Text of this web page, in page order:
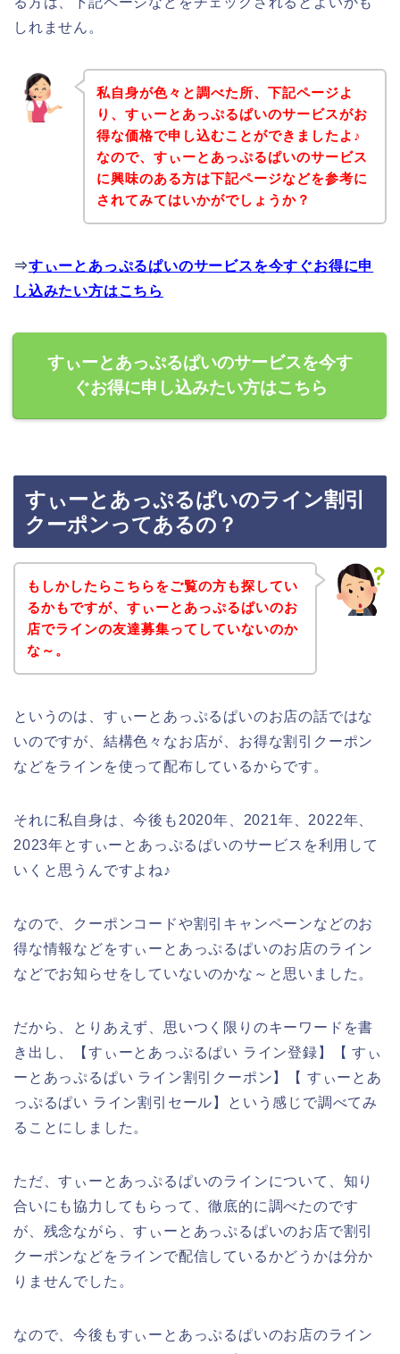
しれません。
私自身が色々と調べた所、下記ページよ
り、すぃーとあっぷるぱいのサービスがお
得な価格で申し込むことができましたよ♪
なので、すぃーとあっぷるぱいのサービス
に興味のある方は下記ページなどを参考に
されてみてはいかがでしょうか？
⇒すぃーとあっぷるぱいのサービスを今すぐお得に申
し込みたい方はこちら
すぃーとあっぷるぱいのサービスを今す
ぐお得に申し込みたい方はこちら
すぃーとあっぷるぱいのライン割引
クーポンってあるの？
もしかしたらこちらをご覧の方も探してい
るかもですが、すぃーとあっぷるぱいのお
店でラインの友達募集ってしていないのか
な～。
というのは、すぃーとあっぷるぱいのお店の話ではな
いのですが、結構色々なお店が、お得な割引クーポン
などをラインを使って配布しているからです。
それに私自身は、今後も2020年、2021年、2022年、
2023年とすぃーとあっぷるぱいのサービスを利用して
いくと思うんですよね♪
なので、クーポンコードや割引キャンペーンなどのお
得な情報などをすぃーとあっぷるぱいのお店のライン
などでお知らせをしていないのかな～と思いました。
だから、とりあえず、思いつく限りのキーワードを書
き出し、【すぃーとあっぷるぱい ライン登録】【 すぃ
ーとあっぷるぱい ライン割引クーポン】【 すぃーとあ
っぷるぱい ライン割引セール】という感じで調べてみ
ることにしました。
ただ、すぃーとあっぷるぱいのラインについて、知り
合いにも協力してもらって、徹底的に調べたのです
が、残念ながら、すぃーとあっぷるぱいのお店で割引
クーポンなどをラインで配信しているかどうかは分か
りませんでした。
なので、今後もすぃーとあっぷるぱいのお店のライン